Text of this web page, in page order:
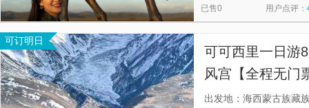
已售0 用户点评：
可订明日
可可西里一日游
风宫【全程无门
出发地：海西蒙古族藏